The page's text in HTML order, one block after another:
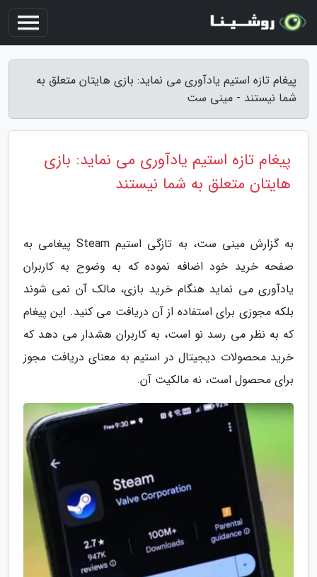
پیغام تازه استیم یادآوری می نماید: بازی هایتان متعلق به
شما نیستند - مینی ست
پیغام تازه استیم یادآوری می نماید: بازی
هایتان متعلق به شما نیستند
به گزارش مینی ست، به تازگی استیم Steam پیغامی به
صفحه خرید خود اضافه نموده که به وضوح به کاربران
یادآوری می نماید هنگام خرید بازی، مالک آن نمی شوند
بلکه مجوزی برای استفاده از آن دریافت می کنید. این پیغام
که به نظر می رسد نو است، به کاربران هشدار می دهد که
خرید محصولات دیجیتال در استیم به معنای دریافت مجوز
برای محصول است، نه مالکیت آن.